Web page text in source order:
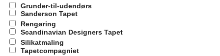
Grunder-til-udendørs
Rengøring
Silikatmaling
Sanderson Tapet
Scandinavian Designers Tapet
Tapetcompagniet